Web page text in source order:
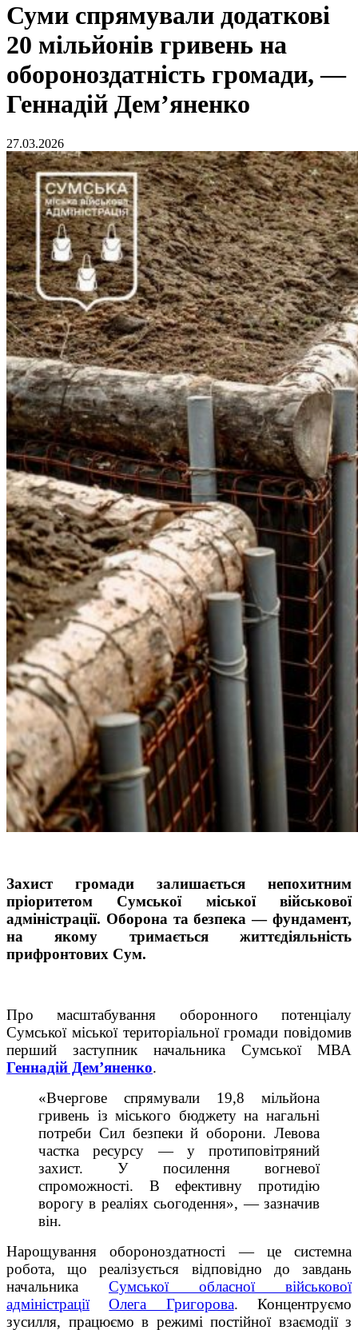
Суми спрямували додаткові
20 мільйонів гривень на
обороноздатність громади, —
Геннадій Дем’яненко
27.03.2026
Захист громади залишається непохитним
пріоритетом Сумської міської військової
адміністрації. Оборона та безпека — фундамент,
на якому тримається життєдіяльність
прифронтових Сум.
Про масштабування оборонного потенціалу
Сумської міської територіальної громади повідомив
перший заступник начальника Сумської МВА
Геннадій Дем’яненко.
«Вчергове спрямували 19,8 мільйона
гривень із міського бюджету на нагальні
потреби Сил безпеки й оборони. Левова
частка ресурсу — у протиповітряний
захист. У посилення вогневої
спроможності. В ефективну протидію
ворогу в реаліях сьогодення», — зазначив
він.
Нарощування обороноздатності — це системна
робота, що реалізується відповідно до завдань
начальника Сумської обласної військової
адміністрації
Олега Григорова. Концентруємо
зусилля, працюємо в режимі постійної взаємодії з